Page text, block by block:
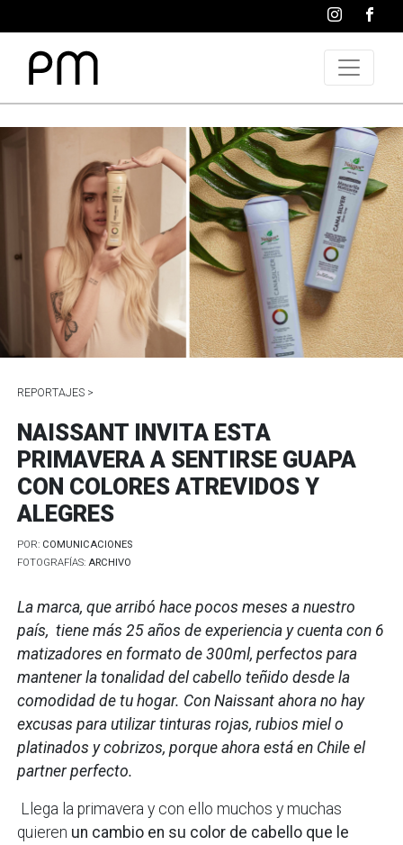
REPORTAJES >
NAISSANT INVITA ESTA
PRIMAVERA A SENTIRSE GUAPA
CON COLORES ATREVIDOS Y
ALEGRES
POR: COMUNICACIONES
FOTOGRAFÍAS:ARCHIVO
La marca, que arribó hace pocos meses a nuestro
país, tiene más 25 años de experiencia y cuenta con 6
matizadores en formato de 300ml, perfectos para
mantener la tonalidad del cabello teñido desde la
comodidad de tu hogar. Con Naissant ahora no hay
excusas para utilizar tinturas rojas, rubios miel o
platinados y cobrizos, porque ahora está en Chile el
partner perfecto.
Llega la primavera y con ello muchos y muchas
quieren un cambio en su color de cabello que le